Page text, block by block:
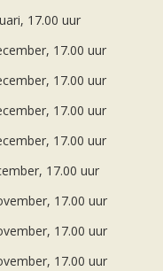
17.00 uur
17.00 uur
17.00 uur
17.00 uur
17.00 uur
17.00 uur
17.00 uur
17.00 uur
17.00 uur